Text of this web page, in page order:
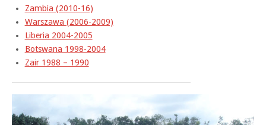
Zambia (2010-16)
Warszawa (2006-2009)
Liberia 2004-2005
Botswana 1998-2004
Zair 1988 – 1990